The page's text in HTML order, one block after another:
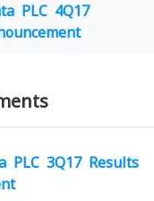
PLC 4Q17
PLC 3Q17 Results